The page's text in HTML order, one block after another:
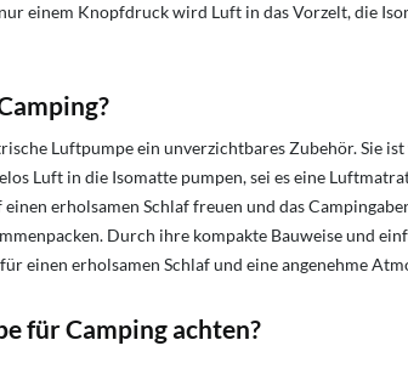
einem Knopfdruck wird Luft in das Vorzelt, die
Luftpumpe ein unverzichtbares Zubehör. Sie
Luft in die Isomatte pumpen, sei es eine
erholsamen Schlaf freuen und das
Durch ihre kompakte Bauweise und
einen erholsamen Schlaf und eine angenehme
für Camping achten?